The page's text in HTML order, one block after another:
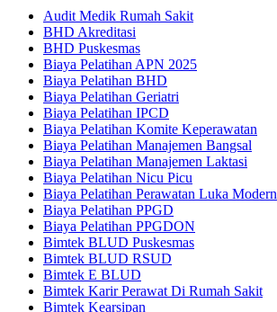
Audit Medik Rumah Sakit
BHD Akreditasi
BHD Puskesmas
Biaya Pelatihan APN 2025
Biaya Pelatihan BHD
Biaya Pelatihan Geriatri
Biaya Pelatihan IPCD
Biaya Pelatihan Komite Keperawatan
Biaya Pelatihan Manajemen Bangsal
Biaya Pelatihan Manajemen Laktasi
Biaya Pelatihan Nicu Picu
Biaya Pelatihan Perawatan Luka Modern
Biaya Pelatihan PPGD
Biaya Pelatihan PPGDON
Bimtek BLUD Puskesmas
Bimtek BLUD RSUD
Bimtek E BLUD
Bimtek Karir Perawat Di Rumah Sakit
Bimtek Kearsipan